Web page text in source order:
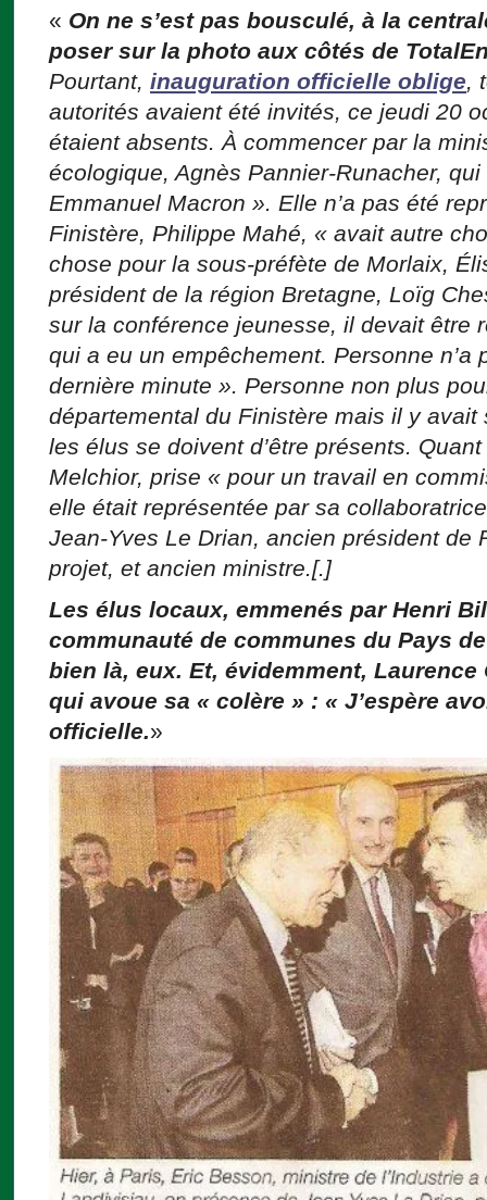
« On ne s’est pas bousculé, à la
poser sur la photo aux côtés de
Pourtant, inauguration officielle oblige,
autorités avaient été invités, ce jeudi 20
étaient absents. À commencer par la
écologique, Agnès Pannier-Runacher,
Emmanuel Macron ». Elle n’a pas été
Finistère, Philippe Mahé, « avait autre
chose pour la sous-préfète de Morlaix,
président de la région Bretagne, Loïg
sur la conférence jeunesse, il devait être
qui a eu un empêchement. Personne n’a
dernière minute ». Personne non plus
départemental du Finistère mais il y
les élus se doivent d’être présents.
Melchior, prise « pour un travail en
elle était représentée par sa
Jean-Yves Le Drian, ancien président de
projet, et ancien ministre.[.]
Les élus locaux, emmenés par Henri
communauté de communes du Pays
bien là, eux. Et, évidemment,
qui avoue sa « colère » : « J’espère
officielle.»